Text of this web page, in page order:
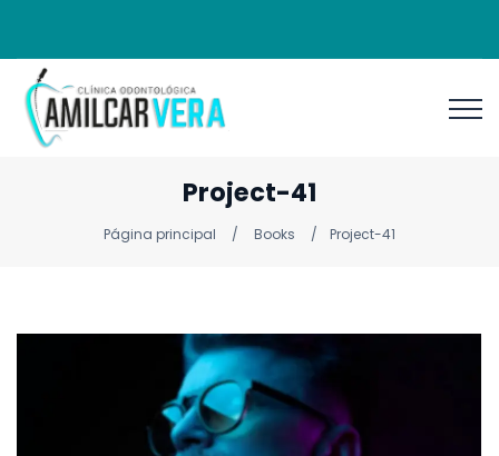
Project-41
Página principal Books Project-41